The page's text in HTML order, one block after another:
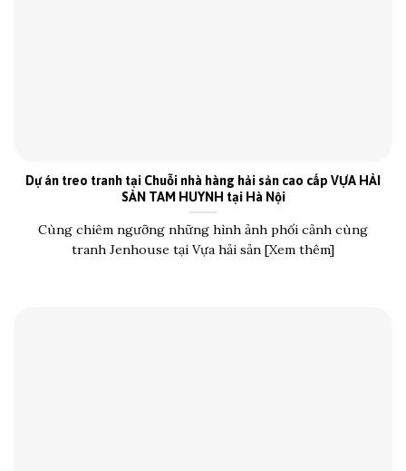
Dự án treo tranh tại Chuỗi nhà hàng hải sản cao cấp VỰA HẢI
SẢN TAM HUYNH tại Hà Nội
Cùng chiêm ngưỡng những hình ảnh phối cảnh cùng
tranh Jenhouse tại Vựa hải sản [Xem thêm]